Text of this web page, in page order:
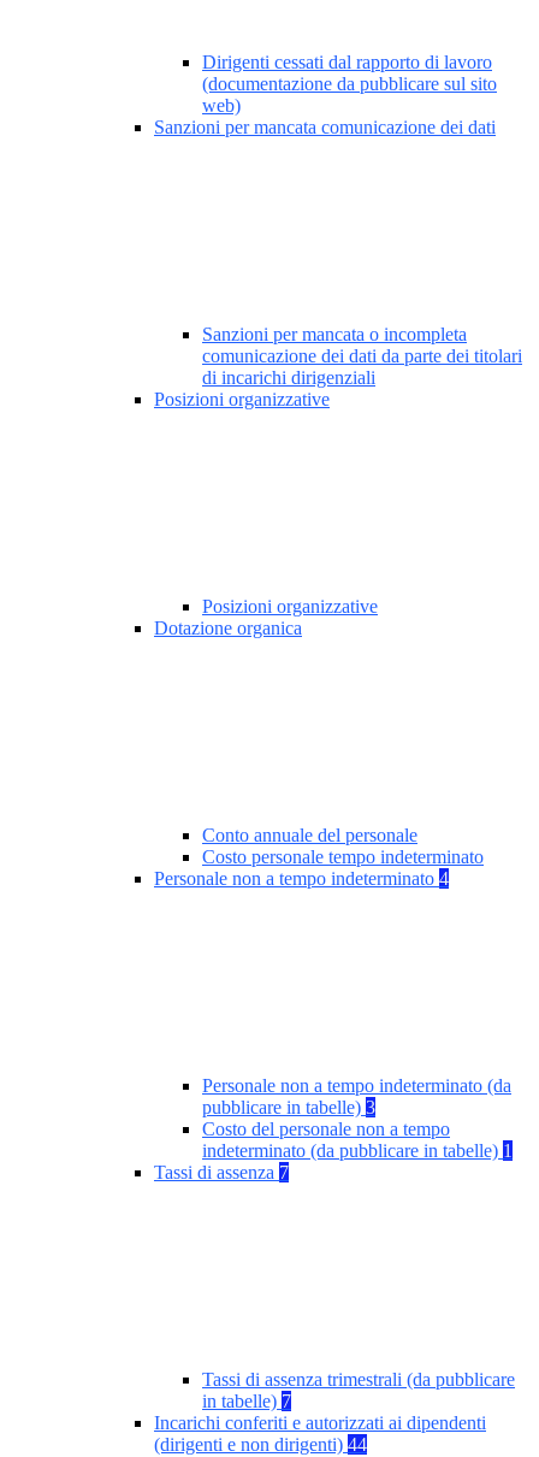
Dirigenti cessati dal rapporto di lavoro
(documentazione da pubblicare sul sito
web)
Sanzioni per mancata comunicazione dei dati
Sanzioni per mancata o incompleta
comunicazione dei dati da parte dei titolari
di incarichi dirigenziali
Posizioni organizzative
Posizioni organizzative
Dotazione organica
Conto annuale del personale
Costo personale tempo indeterminato
Personale non a tempo indeterminato 4
Personale non a tempo indeterminato (da
pubblicare in tabelle) 3
Costo del personale non a tempo
indeterminato (da pubblicare in tabelle) 1
Tassi di assenza 7
Tassi di assenza trimestrali (da pubblicare
in tabelle) 7
Incarichi conferiti e autorizzati ai dipendenti
(dirigenti e non dirigenti) 44